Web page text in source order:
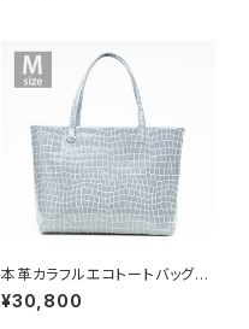
本革カラフルエコトートバッグ
【ピッグスキン】グレー Mサイズ
¥30,800